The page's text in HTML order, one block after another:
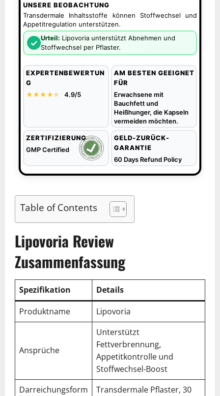
UNSERE BEOBACHTUNG
Transdermale Inhaltsstoffe können Stoffwechsel und
Appetitregulation unterstützen.
✓ Urteil: Lipovoria unterstützt Abnehmen und
Stoffwechsel per Pflaster.
EXPERTENBEWERTUN
G
★★★★★
★ 4.9/5
AM BESTEN GEEIGNET
FÜR
Erwachsene mit
Bauchfett und
Heißhunger, die Kapseln
vermeiden möchten.
ZERTIFIZIERUNG
GMP Certified
GELD-ZURÜCK-
GARANTIE
60 Days Refund Policy
Table of Contents
Lipovoria Review
Zusammenfassung
Spezifikation
Details
Produktname
Lipovoria
Ansprüche
Unterstützt
Fettverbrennung,
Appetitkontrolle und
Stoffwechsel-Boost
Darreichungsform
Transdermale Pflaster, 30